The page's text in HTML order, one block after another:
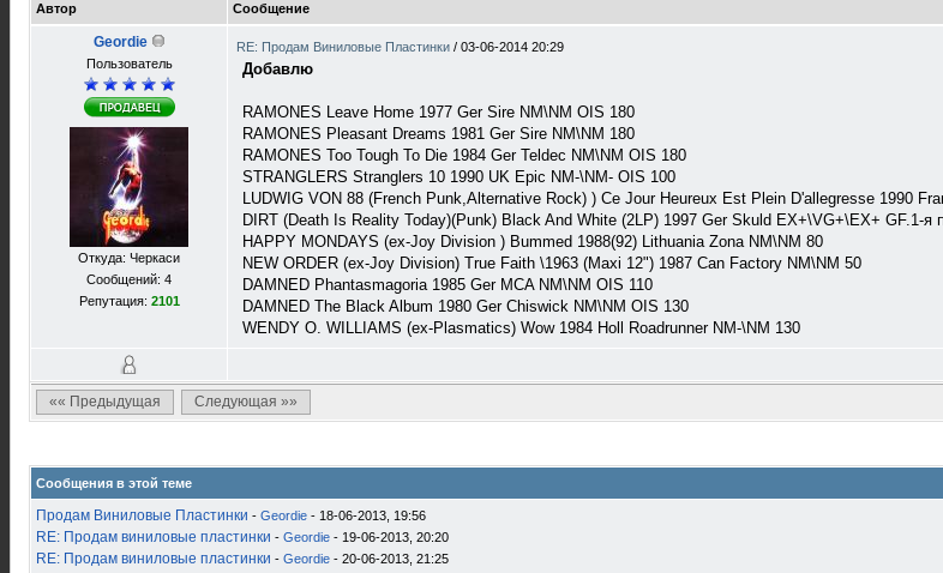
Автор Сообщение
Geordie
Пользователь
Откуда: Черкаси
Сообщений: 4
Репутация: 2101
RE: Продам Виниловые Пластинки / 03-06-2014 20:29
Добавлю
RAMONES Leave Home 1977 Ger Sire NM\NM OIS 180
RAMONES Pleasant Dreams 1981 Ger Sire NM\NM 180
RAMONES Too Tough To Die 1984 Ger Teldec NM\NM OIS 180
STRANGLERS Stranglers 10 1990 UK Epic NM-\NM- OIS 100
LUDWIG VON 88 (French Punk,Alternative Rock) ) Ce Jour Heureux Est Plein D'allegresse 1990
DIRT (Death Is Reality Today)(Punk) Black And White (2LP) 1997 Ger Skuld EX+\VG+\EX+ GF.1-я
HAPPY MONDAYS (ex-Joy Division ) Bummed 1988(92) Lithuania Zona NM\NM 80
NEW ORDER (ex-Joy Division) True Faith \1963 (Maxi 12") 1987 Can Factory NM\NM 50
DAMNED Phantasmagoria 1985 Ger MCA NM\NM OIS 110
DAMNED The Black Album 1980 Ger Chiswick NM\NM OIS 130
WENDY O. WILLIAMS (ex-Plasmatics) Wow 1984 Holl Roadrunner NM-\NM 130
«« Предыдущая Следующая »»
Сообщения в этой теме
Продам Виниловые Пластинки - Geordie - 18-06-2013, 19:56
RE: Продам виниловые пластинки - Geordie - 19-06-2013, 20:20
RE: Продам виниловые пластинки - Geordie - 20-06-2013, 21:25